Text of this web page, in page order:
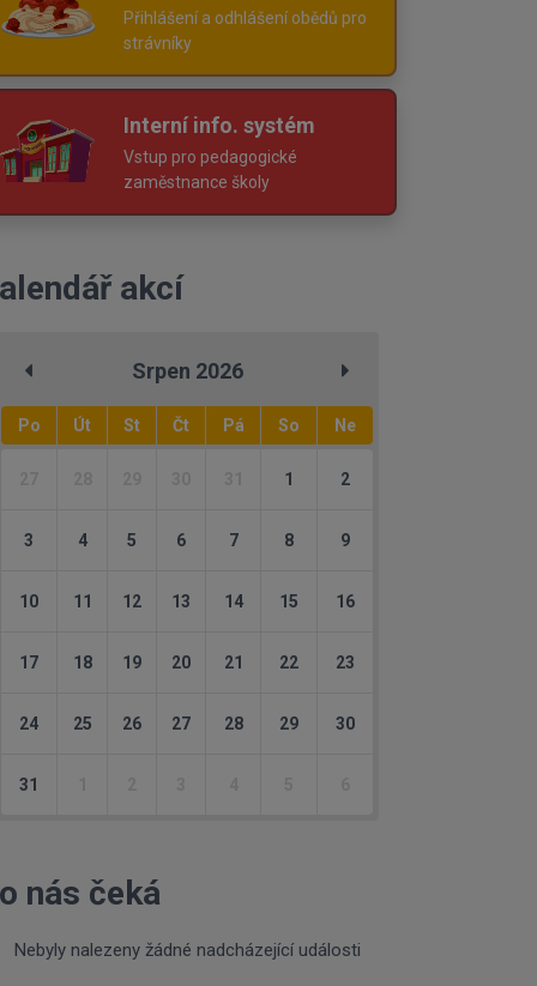
Přihlášení a odhlášení obědů pro
strávníky
Interní info. systém
Vstup pro pedagogické
zaměstnance školy
akcí
Srpen 2026
Po Út St Čt Pá So Ne
1 2
3 4 5 6 7 8 9
10 11 12 13 14 15 16
17 18 19 20 21 22 23
24 25 26 27 28 29 30
31
nás čeká
Nebyly nalezeny žádné nadcházející události